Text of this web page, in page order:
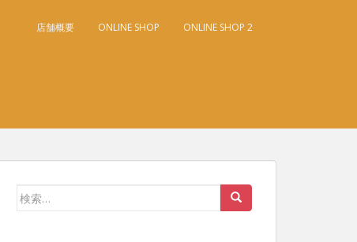
店舗概要 ONLINE SHOP ONLINE SHOP 2
検